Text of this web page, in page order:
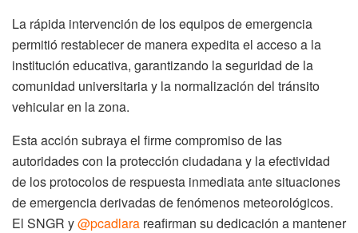
La rápida intervención de los equipos de emergencia
permitió restablecer de manera expedita el acceso a la
institución educativa, garantizando la seguridad de la
comunidad universitaria y la normalización del tránsito
vehicular en la zona.
Esta acción subraya el firme compromiso de las
autoridades con la protección ciudadana y la efectividad
de los protocolos de respuesta inmediata ante situaciones
de emergencia derivadas de fenómenos meteorológicos.
El SNGR y@pcadlara reafirman su dedicación a mantener